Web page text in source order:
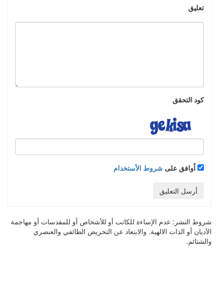
تعليق
كود التحقق
اُوافق على شروط الأستخدام
أرسل التعليق
شروط النشر: عدم الإساءة للكاتب أو للأشخاص أو للمقدسات أو مهاجمة
الأديان أو الذات الالهية. والابتعاد عن التحريض الطائفي والعنصري
والشتائم.